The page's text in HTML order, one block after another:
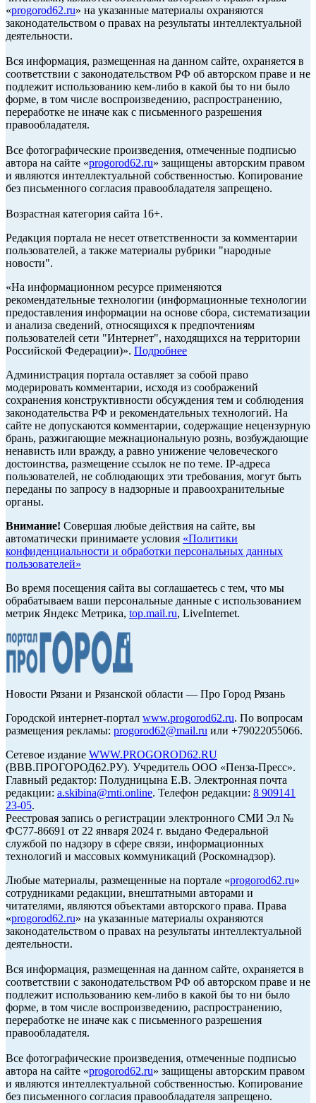
«progorod62.ru» на указанные материалы охраняются
законодательством о правах на результаты интеллектуальной
деятельности.
Вся информация, размещенная на данном сайте, охраняется в
соответствии с законодательством РФ об авторском праве и не
подлежит использованию кем-либо в какой бы то ни было
форме, в том числе воспроизведению, распространению,
переработке не иначе как с письменного разрешения
правообладателя.
Все фотографические произведения, отмеченные подписью
автора на сайте «progorod62.ru» защищены авторским правом
и являются интеллектуальной собственностью. Копирование
без письменного согласия правообладателя запрещено.
Возрастная категория сайта 16+.
Редакция портала не несет ответственности за комментарии
пользователей, а также материалы рубрики "народные
новости".
«На информационном ресурсе применяются
рекомендательные технологии (информационные технологии
предоставления информации на основе сбора, систематизации
и анализа сведений, относящихся к предпочтениям
пользователей сети "Интернет", находящихся на территории
Российской Федерации)». Подробнее
Администрация портала оставляет за собой право
модерировать комментарии, исходя из соображений
сохранения конструктивности обсуждения тем и соблюдения
законодательства РФ и рекомендательных технологий. На
сайте не допускаются комментарии, содержащие нецензурную
брань, разжигающие межнациональную рознь, возбуждающие
ненависть или вражду, а равно унижение человеческого
достоинства, размещение ссылок не по теме. IP-адреса
пользователей, не соблюдающих эти требования, могут быть
переданы по запросу в надзорные и правоохранительные
органы.
Внимание! Совершая любые действия на сайте, вы
автоматически принимаете условия «Политики
конфиденциальности и обработки персональных данных
пользователей»
Во время посещения сайта вы соглашаетесь с тем, что мы
обрабатываем ваши персональные данные с использованием
метрик Яндекс Метрика, top.mail.ru, LiveInternet.
Новости Рязани и Рязанской области — Про Город Рязань
Городской интернет-портал www.progorod62.ru. По вопросам
размещения рекламы: progorod62@mail.ru или +79022055066.
Сетевое издание WWW.PROGOROD62.RU
(ВВВ.ПРОГОРОД62.РУ). Учредитель ООО «Пенза-Пресс».
Главный редактор: Полудницына Е.В. Электронная почта
редакции: a.skibina@rnti.online. Телефон редакции: 8 909141
23-05.
Реестровая запись о регистрации электронного СМИ Эл №
ФС77-86691 от 22 января 2024 г. выдано Федеральной
службой по надзору в сфере связи, информационных
технологий и массовых коммуникаций (Роскомнадзор).
Любые материалы, размещенные на портале «progorod62.ru»
сотрудниками редакции, внештатными авторами и
читателями, являются объектами авторского права. Права
«progorod62.ru» на указанные материалы охраняются
законодательством о правах на результаты интеллектуальной
деятельности.
Вся информация, размещенная на данном сайте, охраняется в
соответствии с законодательством РФ об авторском праве и не
подлежит использованию кем-либо в какой бы то ни было
форме, в том числе воспроизведению, распространению,
переработке не иначе как с письменного разрешения
правообладателя.
Все фотографические произведения, отмеченные подписью
автора на сайте «progorod62.ru» защищены авторским правом
и являются интеллектуальной собственностью. Копирование
без письменного согласия правообладателя запрещено.